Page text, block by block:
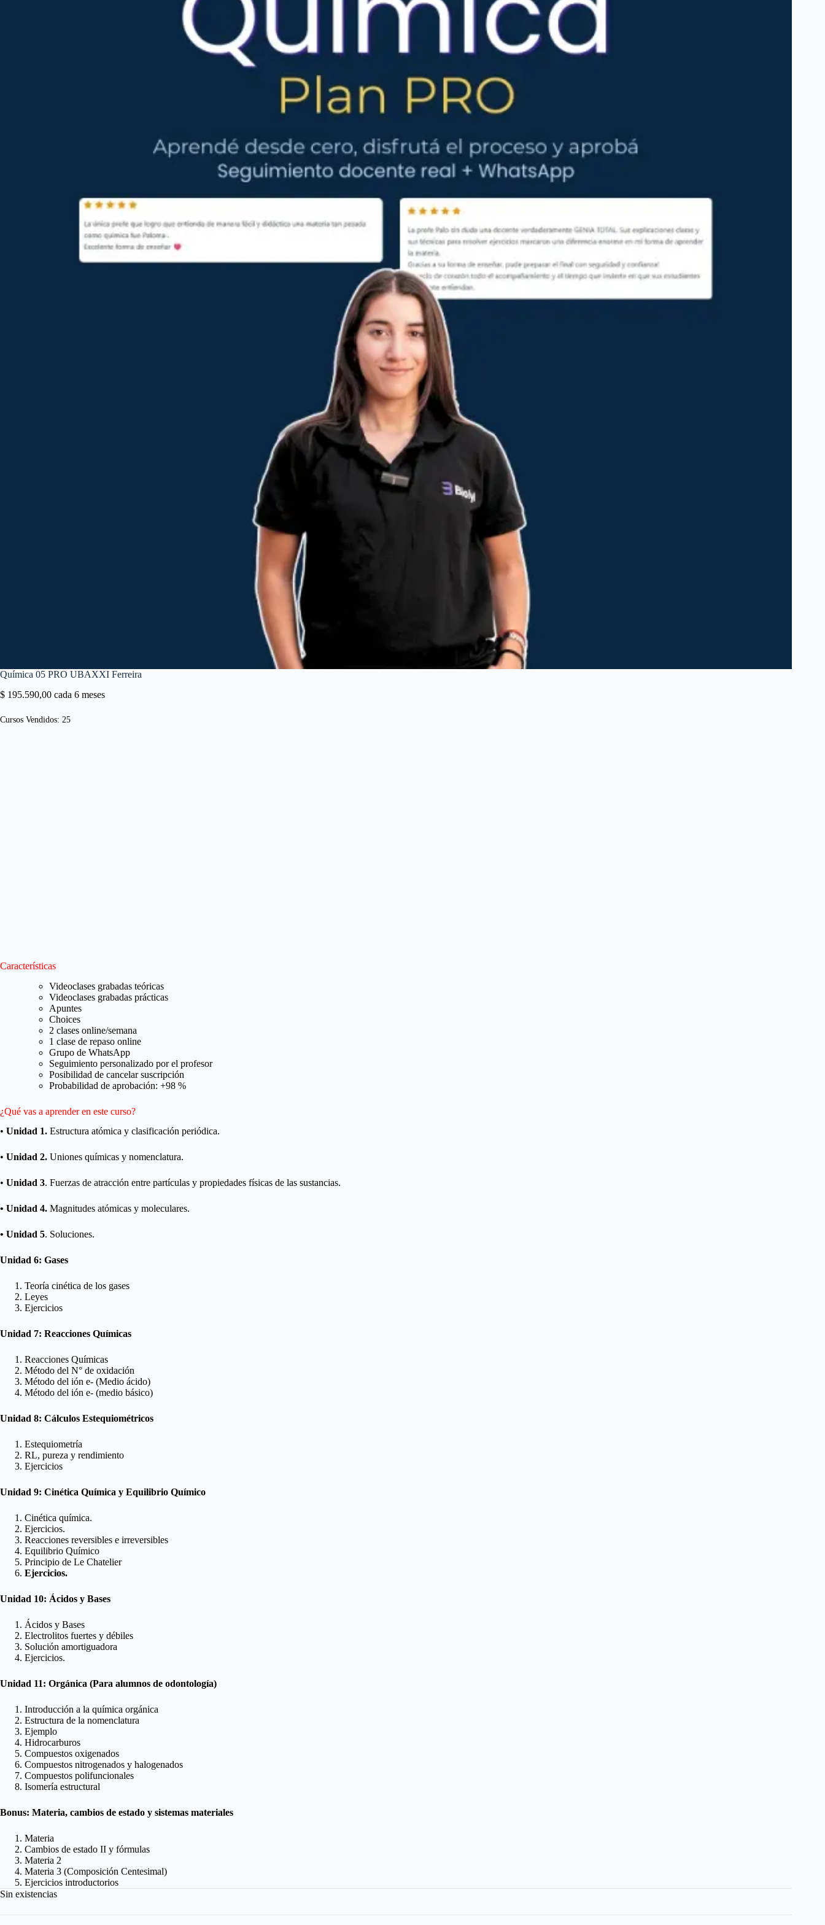
Química 05 PRO UBAXXI Ferreira
$ 195.590,00 cada 6 meses
Cursos Vendidos: 25
Características
Videoclases grabadas teóricas
Videoclases grabadas prácticas
Apuntes
Choices
2 clases online/semana
1 clase de repaso online
Grupo de WhatsApp
Seguimiento personalizado por el profesor
Posibilidad de cancelar suscripción
Probabilidad de aprobación: +98 %
¿Qué vas a aprender en este curso?
• Unidad 1. Estructura atómica y clasificación periódica.
• Unidad 2. Uniones químicas y nomenclatura.
• Unidad 3. Fuerzas de atracción entre partículas y propiedades físicas de las sustancias.
• Unidad 4. Magnitudes atómicas y moleculares.
• Unidad 5. Soluciones.
Unidad 6: Gases
Teoría cinética de los gases
Leyes
Ejercicios
Unidad 7: Reacciones Químicas
Reacciones Químicas
Método del N° de oxidación
Método del ión e- (Medio ácido)
Método del ión e- (medio básico)
Unidad 8: Cálculos Estequiométricos
Estequiometría
RL, pureza y rendimiento
Ejercicios
Unidad 9: Cinética Química y Equilibrio Químico
Cinética química.
Ejercicios.
Reacciones reversibles e irreversibles
Equilibrio Químico
Principio de Le Chatelier
Ejercicios.
Unidad 10: Ácidos y Bases
Ácidos y Bases
Electrolitos fuertes y débiles
Solución amortiguadora
Ejercicios.
Unidad 11: Orgánica (Para alumnos de odontología)
Introducción a la química orgánica
Estructura de la nomenclatura
Ejemplo
Hidrocarburos
Compuestos oxigenados
Compuestos nitrogenados y halogenados
Compuestos polifuncionales
Isomería estructural
Bonus: Materia, cambios de estado y sistemas materiales
Materia
Cambios de estado II y fórmulas
Materia 2
Materia 3 (Composición Centesimal)
Ejercicios introductorios
Sin existencias